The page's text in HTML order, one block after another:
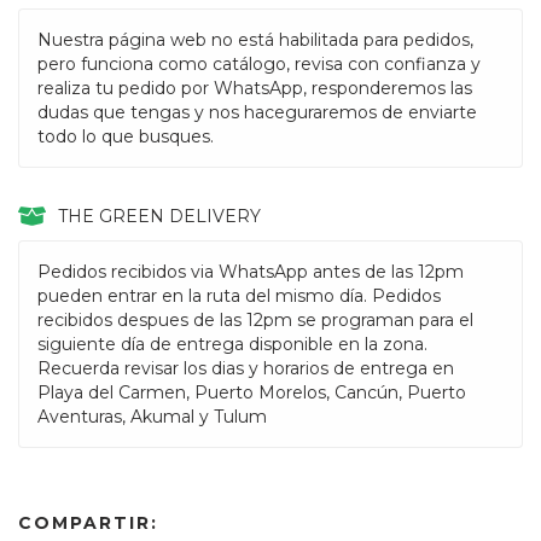
Nuestra página web no está habilitada para pedidos,
pero funciona como catálogo, revisa con confianza y
realiza tu pedido por WhatsApp, responderemos las
dudas que tengas y nos haceguraremos de enviarte
todo lo que busques.
THE GREEN DELIVERY
Pedidos recibidos via WhatsApp antes de las 12pm
pueden entrar en la ruta del mismo día. Pedidos
recibidos despues de las 12pm se programan para el
siguiente día de entrega disponible en la zona.
Recuerda revisar los dias y horarios de entrega en
Playa del Carmen, Puerto Morelos, Cancún, Puerto
Aventuras, Akumal y Tulum
COMPARTIR: